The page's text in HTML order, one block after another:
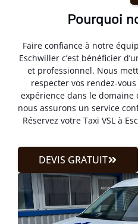
Pourquoi
Faire confiance à notre
Eschwiller c’est bénéficier
et professionnel. Nous
respecter vos rendez-
expérience dans le
nous assurons un service
Réservez votre Taxi VSL à
DEVIS GRATUIT